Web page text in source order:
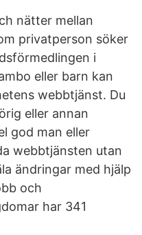
nätter mellan
privatperson söker
i
eller barn kan
webbtjänst. Du
eller annan
god man eller
webbtjänsten utan
ändringar med hjälp
och
har 341